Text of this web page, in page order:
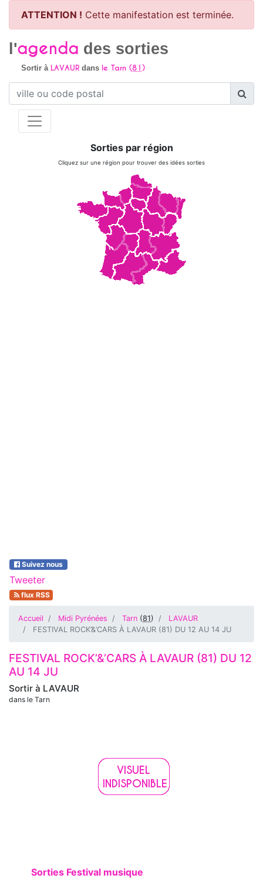
ATTENTION ! Cette manifestation est terminée.
l'agenda des sorties
Sortir à LAVAURdans le Tarn (81)
Sorties par région
Cliquez sur une région pour trouver des idées sorties
Suivez nous
Tweeter
flux RSS
Accueil Midi Pyrénées Tarn (81)
LAVAUR
FESTIVAL ROCK’&’CARS À LAVAUR (81) DU 12 AU 14 JU
Sortir à LAVAUR
dans le Tarn
FESTIVAL ROCK’&’CARS À LAVAUR (81) DU 12
AU 14 JU
Sorties Festival musique